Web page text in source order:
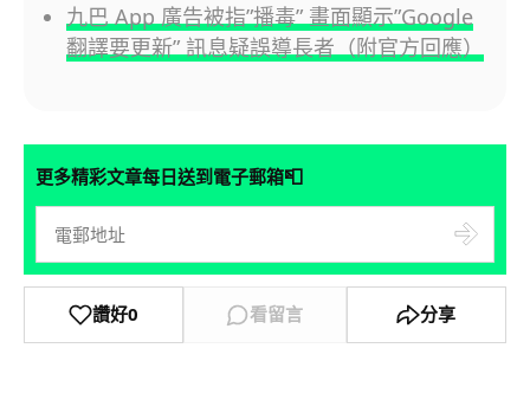
九巴 App 廣告被指”播毒” 畫面顯示”Google
翻譯要更新” 訊息疑誤導長者（附官方回應）
更多精彩文章每日送到電子郵箱📮
讚好0 看留言 分享